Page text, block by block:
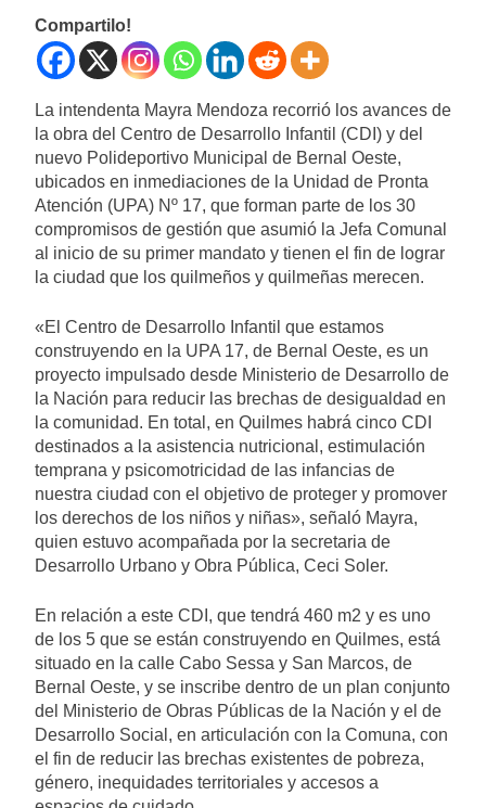
Compartilo!
La intendenta Mayra Mendoza recorrió los avances de
la obra del Centro de Desarrollo Infantil (CDI) y del
nuevo Polideportivo Municipal de Bernal Oeste,
ubicados en inmediaciones de la Unidad de Pronta
Atención (UPA) Nº 17, que forman parte de los 30
compromisos de gestión que asumió la Jefa Comunal
al inicio de su primer mandato y tienen el fin de lograr
la ciudad que los quilmeños y quilmeñas merecen.
«El Centro de Desarrollo Infantil que estamos
construyendo en la UPA 17, de Bernal Oeste, es un
proyecto impulsado desde Ministerio de Desarrollo de
la Nación para reducir las brechas de desigualdad en
la comunidad. En total, en Quilmes habrá cinco CDI
destinados a la asistencia nutricional, estimulación
temprana y psicomotricidad de las infancias de
nuestra ciudad con el objetivo de proteger y promover
los derechos de los niños y niñas», señaló Mayra,
quien estuvo acompañada por la secretaria de
Desarrollo Urbano y Obra Pública, Ceci Soler.
En relación a este CDI, que tendrá 460 m2 y es uno
de los 5 que se están construyendo en Quilmes, está
situado en la calle Cabo Sessa y San Marcos, de
Bernal Oeste, y se inscribe dentro de un plan conjunto
del Ministerio de Obras Públicas de la Nación y el de
Desarrollo Social, en articulación con la Comuna, con
el fin de reducir las brechas existentes de pobreza,
género, inequidades territoriales y accesos a